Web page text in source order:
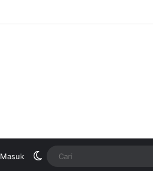
Masuk Switch skin